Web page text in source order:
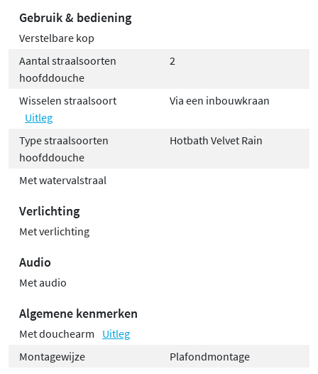
Gebruik & bediening
Verstelbare kop
Aantal straalsoorten
hoofddouche
2
Wisselen straalsoort
Uitleg
Via een inbouwkraan
Type straalsoorten
hoofddouche
Hotbath Velvet Rain
Met watervalstraal
Verlichting
Met verlichting
Audio
Met audio
Algemene kenmerken
Met douchearm
Uitleg
Montagewijze
Plafondmontage